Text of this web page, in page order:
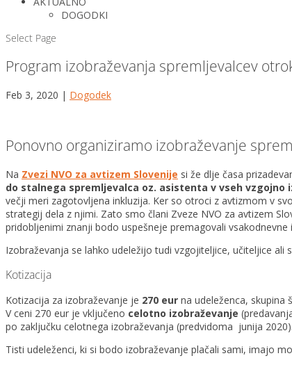
DOGODKI
Select Page
Program izobraževanja spremljevalcev
Feb 3, 2020 | Dogodek
Ponovno organiziramo izobraževanje
Na Zvezi NVO za avtizem Slovenije si že dlje časa
do stalnega spremljevalca oz. asistenta v vseh vzgojno
večji meri zagotovljena inkluzija. Ker so otroci z avtizmom v
strategij dela z njimi. Zato smo člani Zveze NVO za avtizem
pridobljenimi znanji bodo uspešneje premagovali vsakodnevne
Izobraževanja se lahko udeležijo tudi vzgojiteljice, učiteljice
Kotizacija
Kotizacija za izobraževanje je 270 eur na udeleženca, skupina
V ceni 270 eur je vključeno celotno izobraževanje
po zaključku celotnega izobraževanja (predvidoma junija 2020).
Tisti udeleženci, ki si bodo izobraževanje plačali sami, imajo